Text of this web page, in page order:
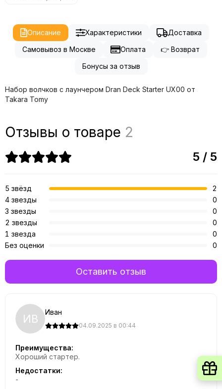
Описание Характеристики
Доставка
Самовывоз в Москве
Оплата
👉 Возврат
Бонусы за отзыв
Набор волчков с лаунчером Dran Deck Starter UX00 от
Takara Tomy
Отзывы о товаре 2
ИВ Иван
04.09.2025 в 00:44
Преимущества:
Хороший стартер.
Недостатки:
-
5 / 5
5 звёзд
2
4 звезды
0
3 звезды
0
2 звезды
0
1 звезда
0
Без оценки
0
Оставить отзыв